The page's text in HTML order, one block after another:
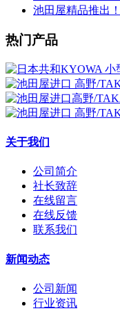
池田屋精品推出
热门产品
关于我们
公司简介
社长致辞
在线留言
在线反馈
联系我们
新闻动态
公司新闻
行业资讯